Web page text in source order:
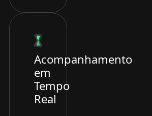
Acompanhamento
em
Tempo
Real